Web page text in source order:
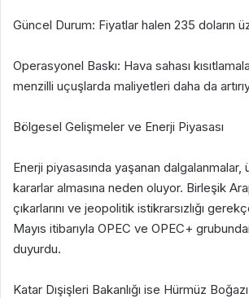
Güncel Durum: Fiyatlar halen 235 doların
Operasyonel Baskı: Hava sahası
menzilli uçuşlarda maliyetleri daha da
Bölgesel Gelişmeler ve Enerji Piyasası
Enerji piyasasında yaşanan
kararlar almasına neden oluyor. Birleşik
çıkarlarını ve jeopolitik istikrarsızlığı
Mayıs itibarıyla OPEC ve OPEC+
duyurdu.
Katar Dışişleri Bakanlığı ise Hürmüz